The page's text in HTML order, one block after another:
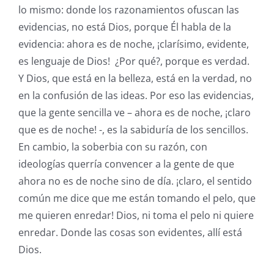
lo mismo: donde los razonamientos ofuscan las
evidencias, no está Dios, porque Él habla de la
evidencia: ahora es de noche, ¡clarísimo, evidente,
es lenguaje de Dios! ¿Por qué?, porque es verdad.
Y Dios, que está en la belleza, está en la verdad, no
en la confusión de las ideas. Por eso las evidencias,
que la gente sencilla ve – ahora es de noche, ¡claro
que es de noche! -, es la sabiduría de los sencillos.
En cambio, la soberbia con su razón, con
ideologías querría convencer a la gente de que
ahora no es de noche sino de día. ¡claro, el sentido
común me dice que me están tomando el pelo, que
me quieren enredar! Dios, ni toma el pelo ni quiere
enredar. Donde las cosas son evidentes, allí está
Dios.